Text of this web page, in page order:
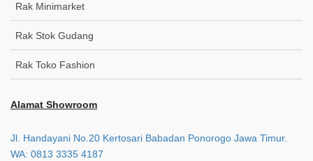
Rak Minimarket
Rak Stok Gudang
Rak Toko Fashion
Alamat Showroom
Jl. Handayani No.20 Kertosari Babadan Ponorogo Jawa Timur.
WA: 0813 3335 4187